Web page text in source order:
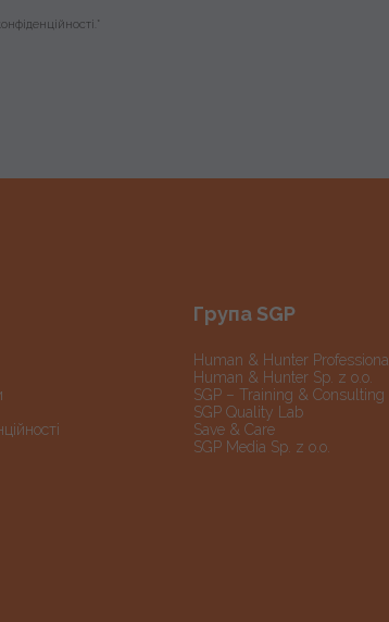
Група SGP
Human & Hunter Professional
Human & Hunter Sp. z o.o.
SGP – Training & Consulting
SGP Quality Lab
Save & Care
SGP Media Sp. z o.o.